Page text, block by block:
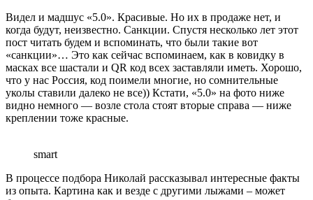
Видел и мадшус «5.0». Красивые. Но их в продаже нет, и
когда будут, неизвестно. Санкции. Спустя несколько лет этот
пост читать будем и вспоминать, что были такие вот
«санкции»… Это как сейчас вспоминаем, как в ковидку в
масках все шастали и QR код всех заставляли иметь. Хорошо,
что у нас Россия, код поимели многие, но сомнительные
уколы ставили далеко не все)) Кстати, «5.0» на фото ниже
видно немного — возле стола стоят вторые справа — ниже
креплении тоже красные.
smart
В процессе подбора Николай рассказывал интересные факты
из опыта. Картина как и везде с другими лыжами – может